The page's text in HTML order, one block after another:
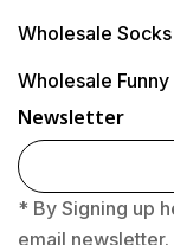
Wholesale Socks
Wholesale
Newsletter
E
m
* By Signing up
email newsletter.